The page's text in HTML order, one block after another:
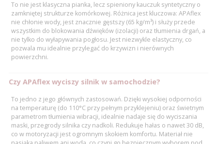
To nie jest klasyczna pianka, lecz spieniony kauczuk syntetyczny o
zamkniętej strukturze komórkowej. Różnica jest kluczowa: APAflex
nie chłonie wody, jest znacznie gęstszy (65 kg/m³) i służy przede
wszystkim do blokowania dźwięków (izolacji) oraz tłumienia drgań, a
nie tylko do wyłapywania pogłosu. Jest niezwykle elastyczny, co
pozwala mu idealnie przylegać do krzywizn i nierównych
powierzchni.
Czy APAflex wyciszy silnik w samochodzie?
To jedno z jego głównych zastosowań. Dzięki wysokiej odporności
na temperaturę (do 110°C przy pełnym przyklejeniu) oraz świetnym
parametrom tłumienia wibracji, idealnie nadaje się do wyciszania
maski, przegrody silnika czy nadkoli. Redukuje hałas o nawet 30 dB,
co w motoryzacji jest ogromnym skokiem komfortu. Materiał nie